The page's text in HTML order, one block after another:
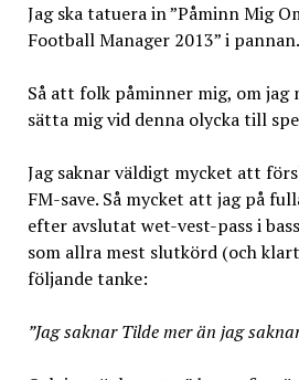
Jag ska tatuera in ”Påminn Mig
Football Manager 2013” i pannan.
Så att folk påminner mig, om jag
sätta mig vid denna olycka till
Jag saknar väldigt mycket att
FM-save. Så mycket att jag på
efter avslutat wet-vest-pass i
som allra mest slutkörd (och
följande tanke:
”Jag saknar Tilde mer än jag